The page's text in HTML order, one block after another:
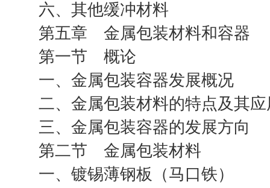
六、其他缓冲材料
第五章 金属包装材料和容器
第一节 概论
一、金属包装容器发展概况
二、金属包装材料的特点及其应
三、金属包装容器的发展方向
第二节 金属包装材料
一、镀锡薄钢板（马口铁）